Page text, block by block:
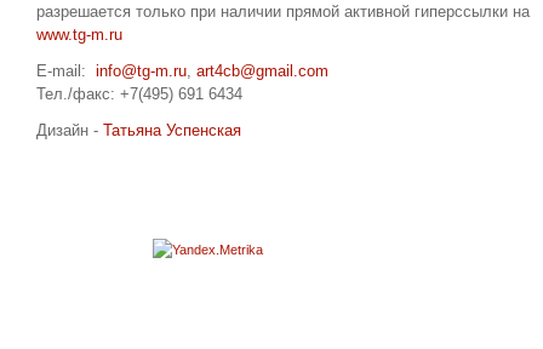
разрешается только при наличии прямой активной гиперссылки на
www.tg-m.ru
E-mail: info@tg-m.ru, art4cb@gmail.com
Тел./факс: +7(495) 691 6434
Дизайн - Татьяна Успенская